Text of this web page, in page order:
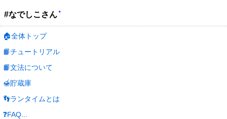
#なでしこさん *
🏠全体トップ
📙チュートリアル
📙文法について
🍯貯蔵庫
👣ランタイムとは
❓FAQ...